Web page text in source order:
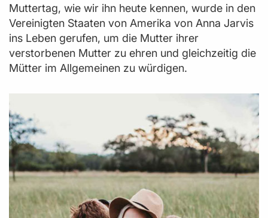
Muttertag, wie wir ihn heute kennen, wurde in den
Vereinigten Staaten von Amerika von Anna Jarvis
ins Leben gerufen, um die Mutter ihrer
verstorbenen Mutter zu ehren und gleichzeitig die
Mütter im Allgemeinen zu würdigen.